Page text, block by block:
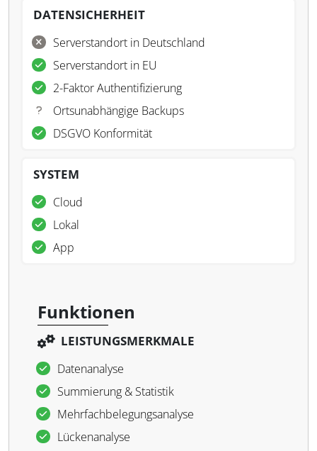
DATENSICHERHEIT
Serverstandort in Deutschland
Serverstandort in EU
2-Faktor Authentifizierung
Ortsunabhängige Backups
DSGVO Konformität
SYSTEM
Cloud
Lokal
App
Funktionen
LEISTUNGSMERKMALE
Datenanalyse
Summierung & Statistik
Mehrfachbelegungsanalyse
Lückenanalyse